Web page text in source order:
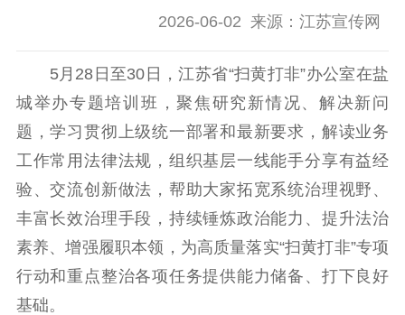
信息公开制度
信息公开指南
告
政策法规
工作动态
理论武装
哲学社科
社科强省 工作通知
成果集萃
2026-06-02 来源：江苏宣传网
5月28日至30日，江苏省“扫黄打非”办公室在盐
城举办专题培训班，聚焦研究新情况、解决新问
题，学习贯彻上级统一部署和最新要求，解读业务
工作常用法律法规，组织基层一线能手分享有益经
验、交流创新做法，帮助大家拓宽系统治理视野、
丰富长效治理手段，持续锤炼政治能力、提升法治
素养、增强履职本领，为高质量落实“扫黄打非”专项
行动和重点整治各项任务提供能力储备、打下良好
基础。